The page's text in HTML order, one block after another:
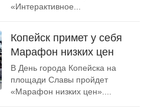
«Интерактивное...
Копейск примет у себя
Марафон низких цен
В День города Копейска на
площади Славы пройдет
«Марафон низких цен»....